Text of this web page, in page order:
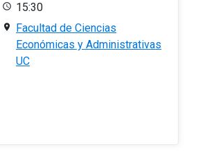
15:30
Facultad de Ciencias
Económicas y Administrativas
UC